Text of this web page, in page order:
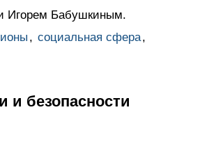
Игорем Бабушкиным.
, социальная сфера,
и безопасности